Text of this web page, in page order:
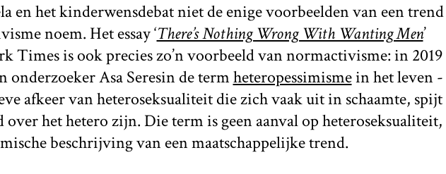
en het kinderwensdebat niet de enige voorbeelden van een trend
noem. Het essay ‘There’s Nothing Wrong With Wanting Men’
Times is ook precies zo’n voorbeeld van normactivisme: in 2019
onderzoeker Asa Seresin de termheteropessimismein het leven -
afkeer van heteroseksualiteit die zich vaak uit in schaamte, spijt
over het hetero zijn. Die term is geen aanval op heteroseksualiteit,
beschrijving van een maatschappelijke trend.